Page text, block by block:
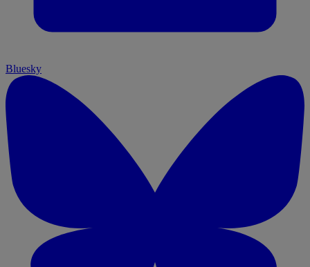
Bluesky